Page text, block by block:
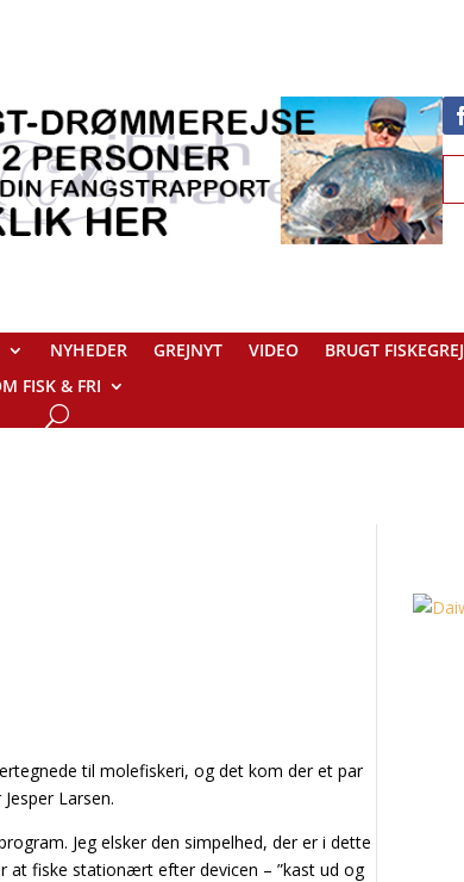
NYHEDER GREJNYT VIDEO BRUGT FISKEGREJ
FISK & FRI
til molefiskeri, og det kom der et par
Larsen.
Jeg elsker den simpelhed, der er i dette
at fiske stationært efter devicen – ”kast ud og